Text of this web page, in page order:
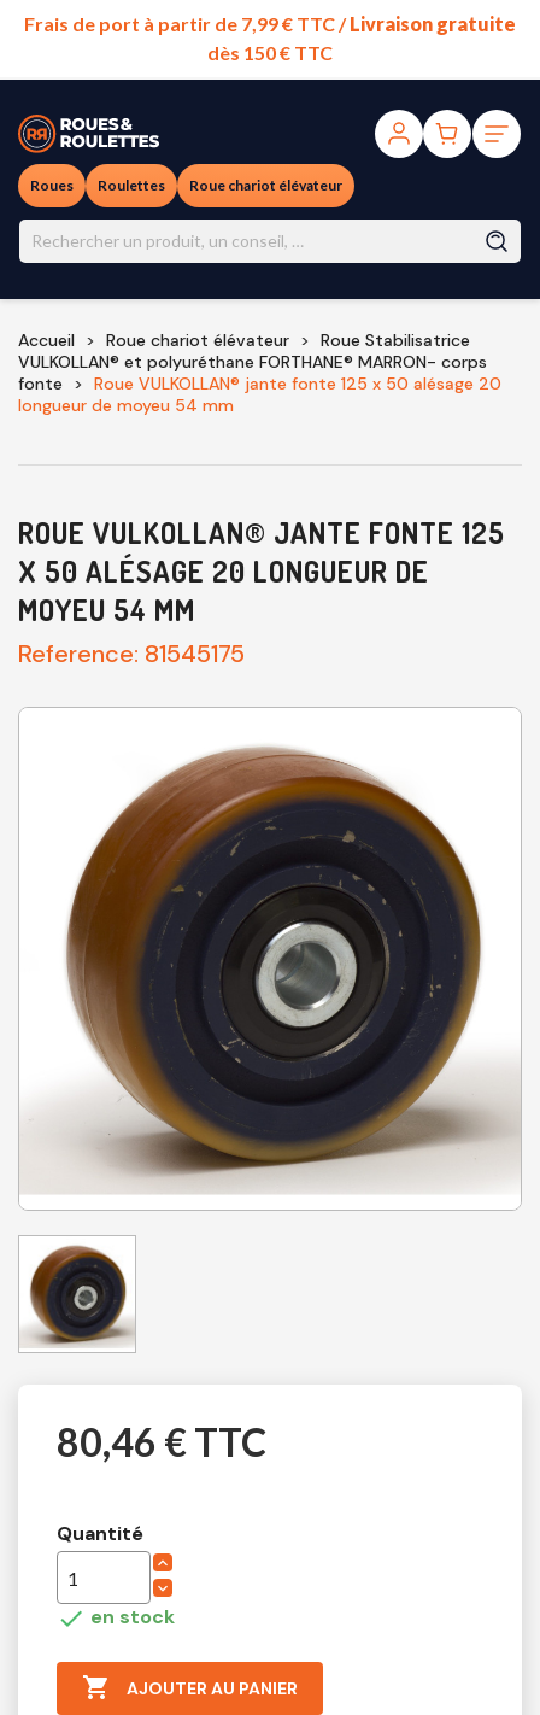
Frais de port à partir de 7,99 € TTC /Livraison gratuite
dès 150 € TTC
Roues Roulettes Roue chariot élévateur
Accueil Roue chariot élévateur
Roue Stabilisatrice
VULKOLLAN® et polyuréthane FORTHANE® MARRON- corps
fonte
Roue VULKOLLAN® jante fonte 125 x 50 alésage 20
longueur de moyeu 54 mm
ROUE VULKOLLAN® JANTE FONTE 125
X 50 ALÉSAGE 20 LONGUEUR DE
MOYEU 54 MM
Reference: 81545175
80,46 € TTC
Quantité
 en stock
 AJOUTER AU PANIER